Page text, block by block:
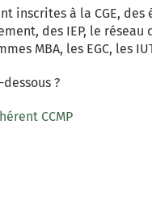
inscrites à la CGE, des
des IEP, le réseau
MBA, les EGC, les
?
CCMP